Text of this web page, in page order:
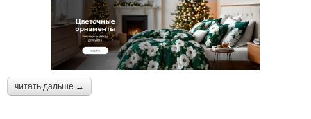
читать дальше →